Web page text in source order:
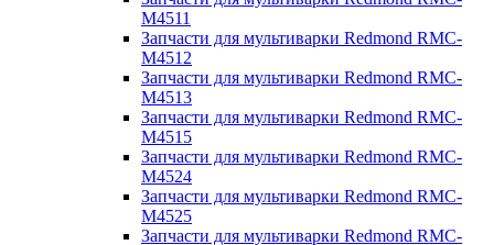
M4511
Запчасти для мультиварки Redmond RMC-
M4512
Запчасти для мультиварки Redmond RMC-
M4513
Запчасти для мультиварки Redmond RMC-
M4515
Запчасти для мультиварки Redmond RMC-
M4524
Запчасти для мультиварки Redmond RMC-
M4525
Запчасти для мультиварки Redmond RMC-